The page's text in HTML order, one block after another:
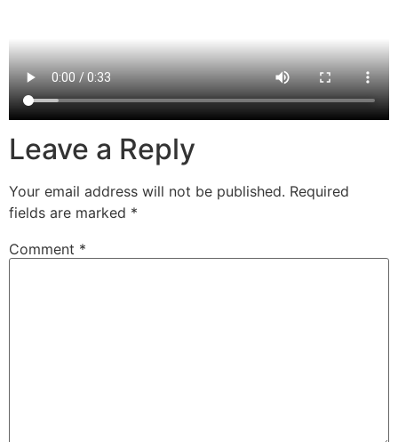
Leave a Reply
Your email address will not be published. Required
fields are marked *
Comment *